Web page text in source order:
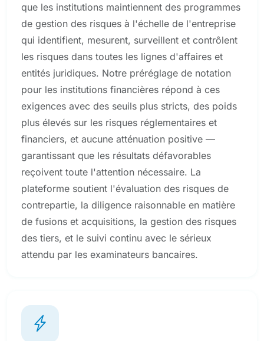
que les institutions maintiennent des programmes
de gestion des risques à l'échelle de l'entreprise
qui identifient, mesurent, surveillent et contrôlent
les risques dans toutes les lignes d'affaires et
entités juridiques. Notre préréglage de notation
pour les institutions financières répond à ces
exigences avec des seuils plus stricts, des poids
plus élevés sur les risques réglementaires et
financiers, et aucune atténuation positive —
garantissant que les résultats défavorables
reçoivent toute l'attention nécessaire. La
plateforme soutient l'évaluation des risques de
contrepartie, la diligence raisonnable en matière
de fusions et acquisitions, la gestion des risques
des tiers, et le suivi continu avec le sérieux
attendu par les examinateurs bancaires.